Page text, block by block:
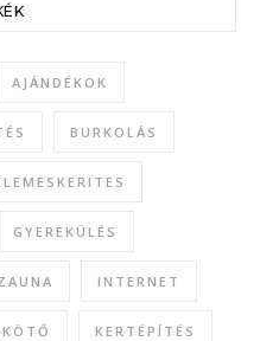
AJÁNDÉKOK
BURKOLÁS
GYEREKÜLÉS
INTERNET
KERTÉPÍTÉS